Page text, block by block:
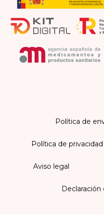
Política de
Política de privacidad
Aviso legal
Declaración